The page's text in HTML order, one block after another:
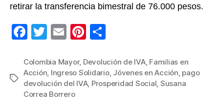
retirar la transferencia bimestral de 76.000 pesos.
F
c
e
b
T
tt
er
E
ail
Pi
er
e
m
p
Etiquetas
Colombia Mayor, Devolución de IVA, Familias en
Acción, Ingreso Solidario, Jóvenes en Acción, pago
devolución del IVA, Prosperidad Social, Susana
Correa Borrero